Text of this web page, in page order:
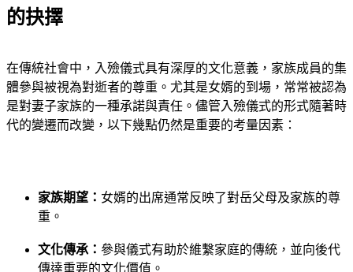
的抉擇
在傳統社會中，入殮儀式具有深厚的文化意義，家族成員的集
體參與被視為對逝者的尊重。尤其是女婿的到場，常常被認為
是對妻子家族的一種承諾與責任。儘管入殮儀式的形式隨著時
代的變遷而改變，以下幾點仍然是重要的考量因素：
家族期望： 女婿的出席通常反映了對岳父母及家族的尊
重。
文化傳承： 參與儀式有助於維繫家庭的傳統，並向後代
傳達重要的文化價值。